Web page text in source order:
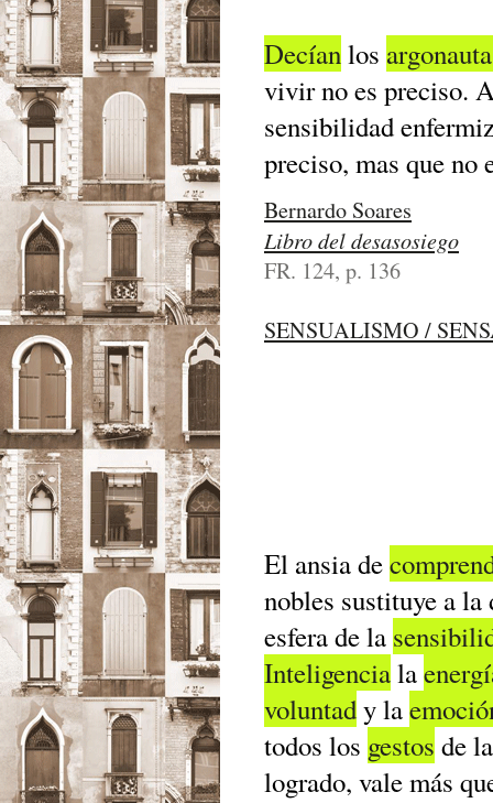
Decíanlos
vivir no es preciso.
sensibilidad
preciso, mas que no
Bernardo Soares
Libro del desasosiego
FR. 124, p. 136
SENSUALISMO /
El ansia de
nobles sustituye a
esfera de la
Inteligenciala
voluntady la
todos los gestos de
logrado, vale más